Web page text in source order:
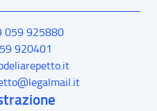
059 925880
920401